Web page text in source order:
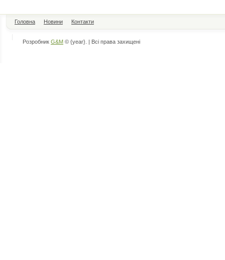
Головна Новини Контакти
Розробник G&M © {year}. | Всі права захищені